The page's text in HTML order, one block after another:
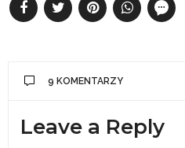
9 KOMENTARZY
Leave a Reply